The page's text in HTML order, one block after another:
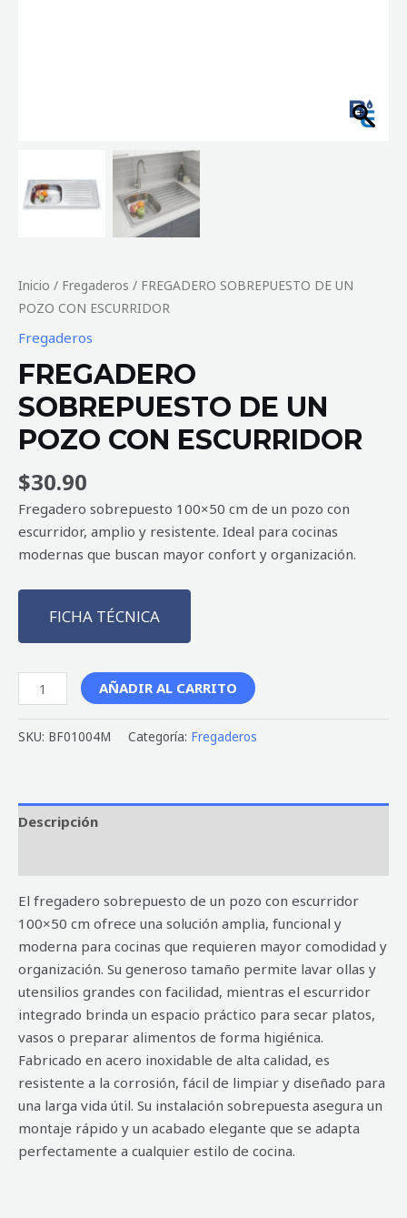
Inicio / Fregaderos / FREGADERO SOBREPUESTO DE UN
POZO CON ESCURRIDOR
Fregaderos
FREGADERO
SOBREPUESTO DE UN
POZO CON ESCURRIDOR
$30.90
Fregadero sobrepuesto 100×50 cm de un pozo con
escurridor, amplio y resistente. Ideal para cocinas
modernas que buscan mayor confort y organización.
FICHA TÉCNICA
AÑADIR AL CARRITO
SKU: BF01004M Categoría: Fregaderos
Descripción
El fregadero sobrepuesto de un pozo con escurridor
100×50 cm ofrece una solución amplia, funcional y
moderna para cocinas que requieren mayor comodidad y
organización. Su generoso tamaño permite lavar ollas y
utensilios grandes con facilidad, mientras el escurridor
integrado brinda un espacio práctico para secar platos,
vasos o preparar alimentos de forma higiénica.
Fabricado en acero inoxidable de alta calidad, es
resistente a la corrosión, fácil de limpiar y diseñado para
una larga vida útil. Su instalación sobrepuesta asegura un
montaje rápido y un acabado elegante que se adapta
perfectamente a cualquier estilo de cocina.